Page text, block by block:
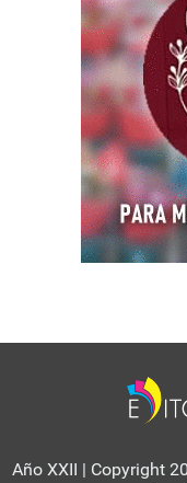
Año XXII | Copyright